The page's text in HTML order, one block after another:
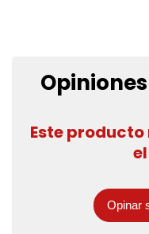
Este producto
Opinar